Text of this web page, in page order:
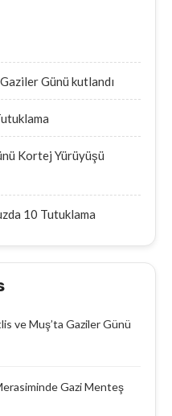
Günü kutlandı
Kortej Yürüyüşü
10 Tutuklama
ve Muş’ta Gaziler Günü
Gazi Menteş